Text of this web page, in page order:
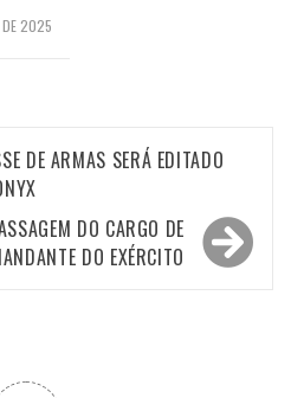
DE 2025
DE ARMAS SERÁ EDITADO
DO CARGO DE
DO EXÉRCITO